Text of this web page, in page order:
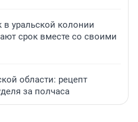
уральской колонии
срок вместе со своими
области: рецепт
за полчаса